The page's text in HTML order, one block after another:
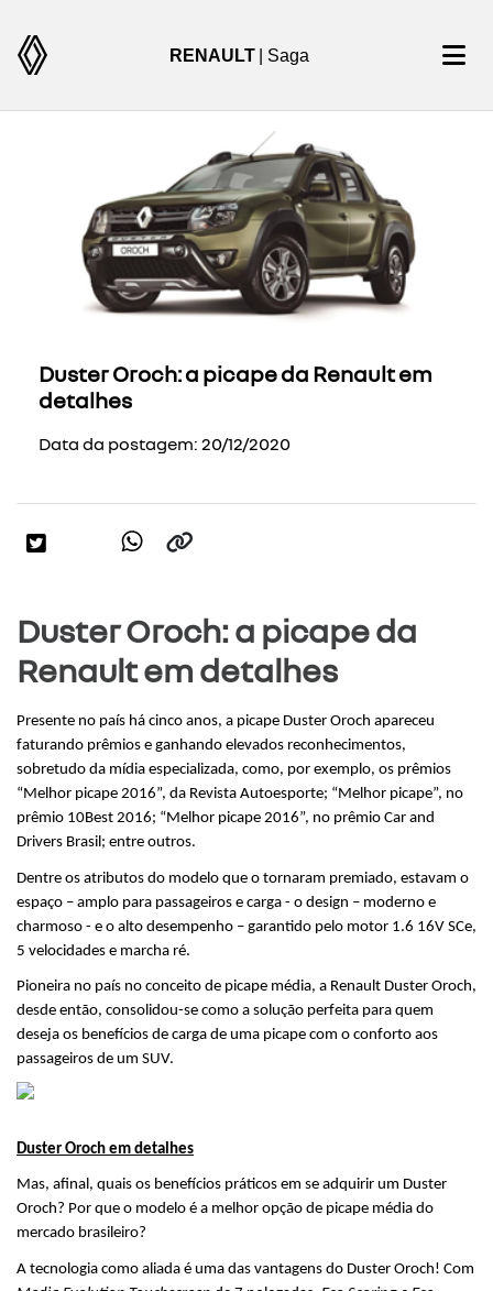
RENAULT | Saga
Duster Oroch: a picape da Renault em
detalhes
Data da postagem: 20/12/2020
Duster Oroch: a picape da
Renault em detalhes
Presente no país há cinco anos, a picape Duster Oroch apareceu
faturando prêmios e ganhando elevados reconhecimentos,
sobretudo da mídia especializada, como, por exemplo, os prêmios
“Melhor picape 2016”, da Revista Autoesporte; “Melhor picape”, no
prêmio 10Best 2016; “Melhor picape 2016”, no prêmio Car and
Drivers Brasil; entre outros.
Dentre os atributos do modelo que o tornaram premiado, estavam o
espaço – amplo para passageiros e carga - o design – moderno e
charmoso - e o alto desempenho – garantido pelo motor 1.6 16V SCe,
5 velocidades e marcha ré.
Pioneira no país no conceito de picape média, a Renault Duster Oroch,
desde então, consolidou-se como a solução perfeita para quem
deseja os benefícios de carga de uma picape com o conforto aos
passageiros de um SUV.
Duster Oroch em detalhes
Mas, afinal, quais os benefícios práticos em se adquirir um Duster
Oroch? Por que o modelo é a melhor opção de picape média do
mercado brasileiro?